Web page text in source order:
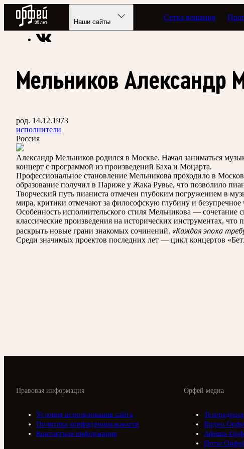
Радио Орфей
Наши сайты
Сетка вещания
Радио классической музыки «Орфей» Энциклопедия
Мельников Александр
род. 14.12.1973
исполнители
Россия
Александр Мельников родился в Москве. Начал заниматься
концерт с программой из произведений Баха и Моцарта.
Профессиональное становление Мельникова проходило в
образование получил в Париже у Жака Рувье, что позволило
Творческий путь пианиста отмечен глубоким погружением в
мира, критики отмечают за философскую глубину и
Особенность исполнительского стиля Мельникова — сочетание
классические произведения на исторических инструментах, что
раскрыть новые грани знакомых сочинений. «Каждая эпоха
Среди значимых проектов последних лет — цикл концертов
Орфей медиа
Видео
Афиша
Ноты
Правовая информация
Условия использования сайта
Политика конфиденциальности
Контактная информация